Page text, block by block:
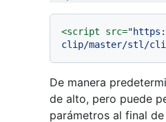
<script src=
clip/master/stl/
De manera
de alto, pero puede
parámetros al final